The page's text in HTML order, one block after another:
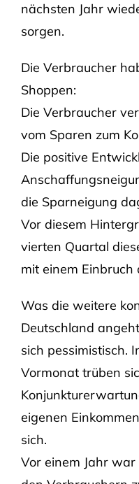
nächsten Jahr
sorgen.
Die Verbraucher
Shoppen:
Die Verbraucher
vom Sparen zum
Die positive
die Sparneigung
Vor diesem
vierten Quartal
mit einem Einbruch
Was die weitere
Deutschland
sich pessimistisch.
Vormonat trüben
eigenen
sich.
Vor einem Jahr